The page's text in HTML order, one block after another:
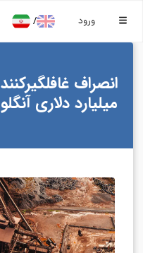
ورود /
میلیارد دلاری آنگلو